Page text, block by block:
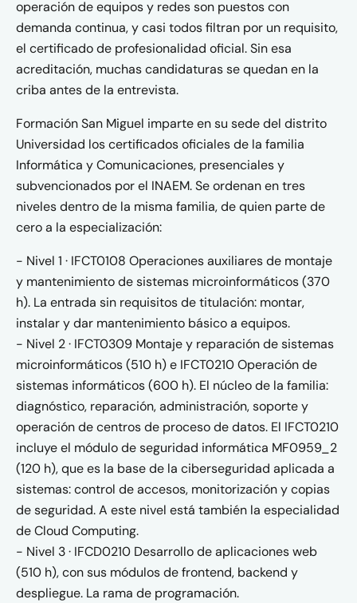
operación de equipos y redes son puestos con
demanda continua, y casi todos filtran por un requisito,
el certificado de profesionalidad oficial. Sin esa
acreditación, muchas candidaturas se quedan en la
criba antes de la entrevista.
Formación San Miguel imparte en su sede del distrito
Universidad los certificados oficiales de la familia
Informática y Comunicaciones, presenciales y
subvencionados por el INAEM. Se ordenan en tres
niveles dentro de la misma familia, de quien parte de
cero a la especialización:
- Nivel 1 · IFCT0108 Operaciones auxiliares de montaje
y mantenimiento de sistemas microinformáticos (370
h). La entrada sin requisitos de titulación: montar,
instalar y dar mantenimiento básico a equipos.
- Nivel 2 · IFCT0309 Montaje y reparación de sistemas
microinformáticos (510 h) e IFCT0210 Operación de
sistemas informáticos (600 h). El núcleo de la familia:
diagnóstico, reparación, administración, soporte y
operación de centros de proceso de datos. El IFCT0210
incluye el módulo de seguridad informática MF0959_2
(120 h), que es la base de la ciberseguridad aplicada a
sistemas: control de accesos, monitorización y copias
de seguridad. A este nivel está también la especialidad
de Cloud Computing.
- Nivel 3 · IFCD0210 Desarrollo de aplicaciones web
(510 h), con sus módulos de frontend, backend y
despliegue. La rama de programación.